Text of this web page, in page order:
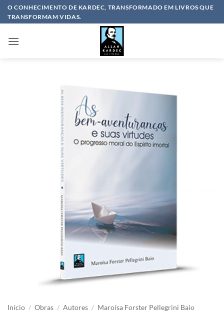
SkipO CONHECIMENTO DE KARDEC, TRANSFORMADO EM LIVROS QUE
TRANSFORMAM VIDAS.
Início / Obras / Autores / Maroísa Forster Pellegrini Baio